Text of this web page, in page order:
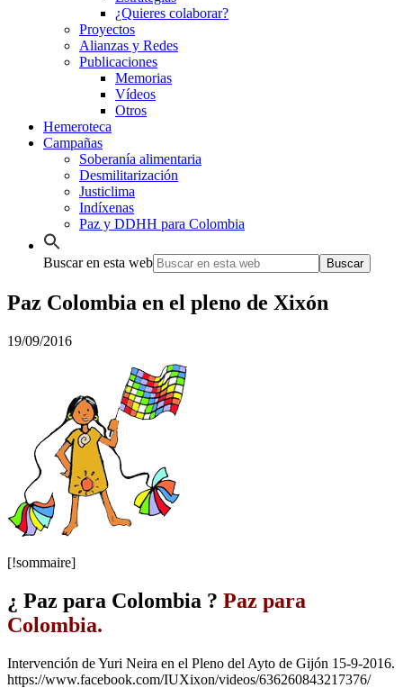
¿Quieres colaborar?
Proyectos
Alianzas y Redes
Publicaciones
Memorias
Vídeos
Otros
Hemeroteca
Campañas
Soberanía alimentaria
Desmilitarización
Justiclima
Indíxenas
Paz y DDHH para Colombia
Buscar en esta web
Paz Colombia en el pleno de Xixón
19/09/2016
[!sommaire]
¿ Paz para Colombia ? Paz para
Colombia.
Intervención de Yuri Neira en el Pleno del Ayto de Gijón 15-9-2016.
https://www.facebook.com/IUXixon/videos/636260843217376/